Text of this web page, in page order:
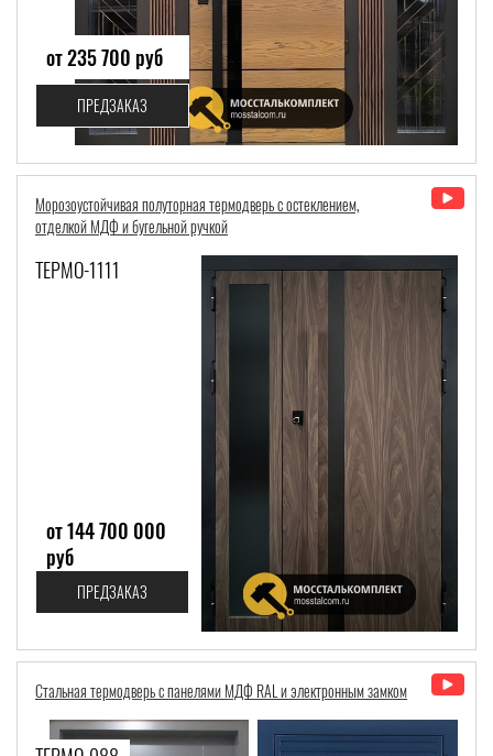
от 235 700 руб
ПРЕДЗАКАЗ
Морозоустойчивая полуторная термодверь с остеклением,
отделкой МДФ и бугельной ручкой
ТЕРМО-1111
от 144 700 000
руб
ПРЕДЗАКАЗ
Стальная термодверь с панелями МДФ RAL и электронным замком